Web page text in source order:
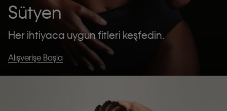
Sütyen
Her ihtiyaca uygun fitleri keşfedin.
Alışverişe Başla